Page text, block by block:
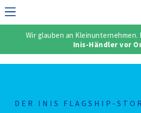
Wir glauben an Kleinunternehmen.
Inis-Händler vor
KOLLEKTION
DER INIS FLAGSHIP-